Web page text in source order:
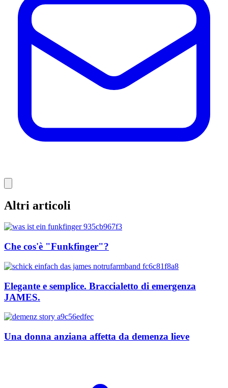
Altri articoli
Che cos'è "Funkfinger"?
Elegante e semplice. Braccialetto di emergenza
JAMES.
Una donna anziana affetta da demenza lieve